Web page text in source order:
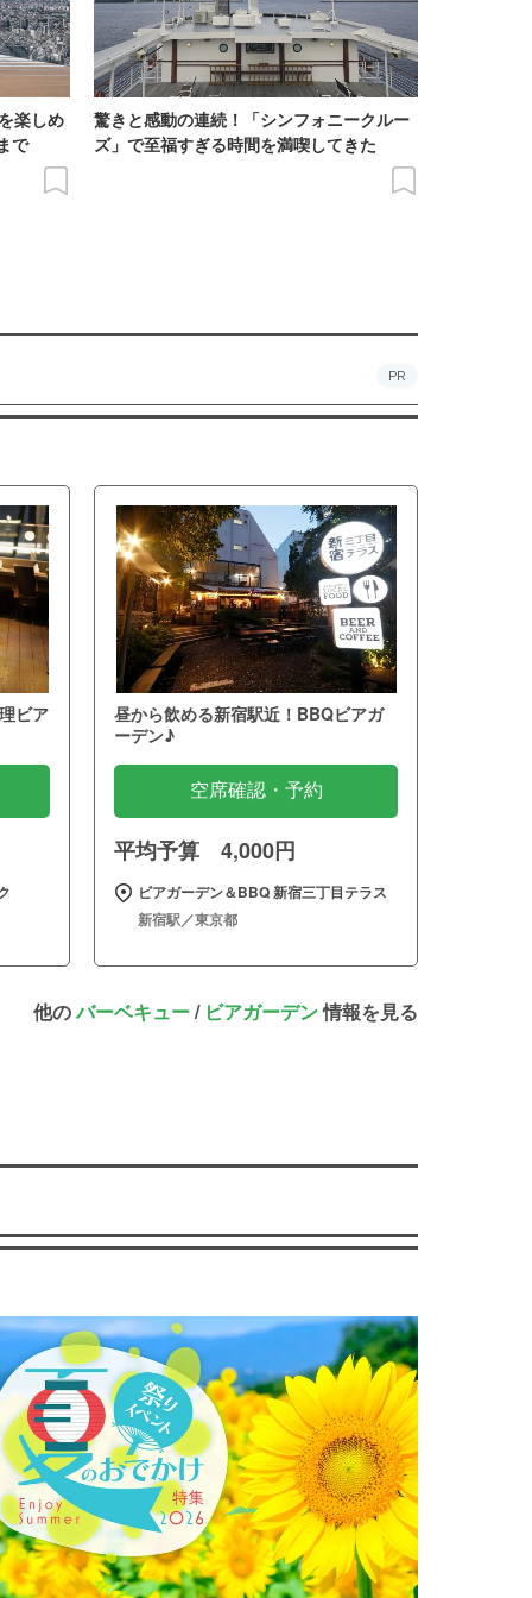
楽しめ
で
驚きと感動の連続！「シンフォニークルー
ズ」で至福すぎる時間を満喫してきた
PR
ビア
昼から飲める新宿駅近！BBQビアガ
ーデン♪
空席確認・予約
平均予算 4,000円
ビアガーデン＆BBQ 新宿三丁目テラス
新宿駅／東京都
他のバーベキュー/ ビアガーデン情報を見る